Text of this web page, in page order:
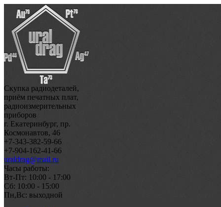
Скупка радиодеталей,
приём печатных плат,
радиоизмерительных
приборов
г. Екатеринбург, пр.
Космонавтов, 46
+7-343-382-59-66
+7-904-162-41-66
uraldrag@mail.ru
Часы работы:
Вт-Пт: 10:00 - 17:00
Сб: 10:00 - 15:00
Пн,Вс: выходной